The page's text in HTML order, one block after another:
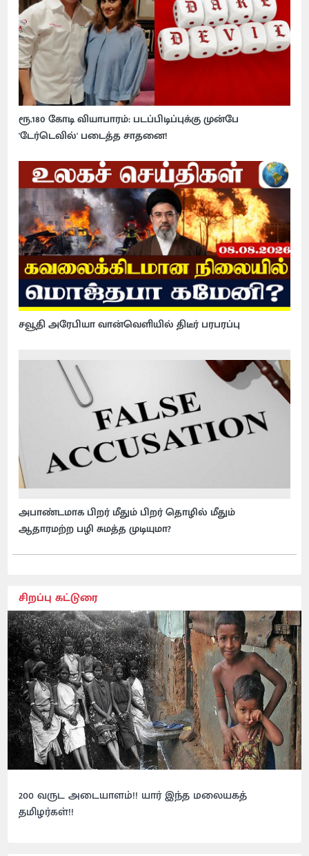
ரூ.180 கோடி வியாபாரம்: படப்பிடிப்புக்கு முன்பே
'டேர்டெவில்' படைத்த சாதனை!
சவூதி அரேபியா வான்வெளியில் திடீர் பரபரப்பு
அபாண்டமாக பிறர் மீதும் பிறர் தொழில் மீதும்
ஆதாரமற்ற பழி சுமத்த முடியுமா?
சிறப்பு கட்டுரை
200 வருட அடையாளம்!! யார் இந்த மலையகத்
தமிழர்கள்!!